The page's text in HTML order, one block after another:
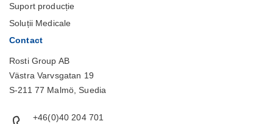
Suport producție
Soluții Medicale
Contact
Rosti Group AB
Västra Varvsgatan 19
S-211 77 Malmö, Suedia
+46(0)40 204 701